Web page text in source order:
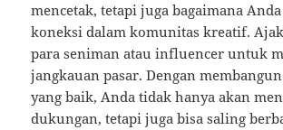
mencetak, tetapi juga bagaimana
koneksi dalam komunitas kreatif.
para seniman atau influencer untuk
jangkauan pasar. Dengan
yang baik, Anda tidak hanya akan
dukungan, tetapi juga bisa saling